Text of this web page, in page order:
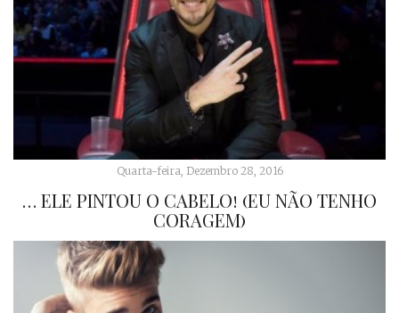
Quarta-feira, Dezembro 28, 2016
… ELE PINTOU O CABELO! (EU NÃO TENHO
CORAGEM)